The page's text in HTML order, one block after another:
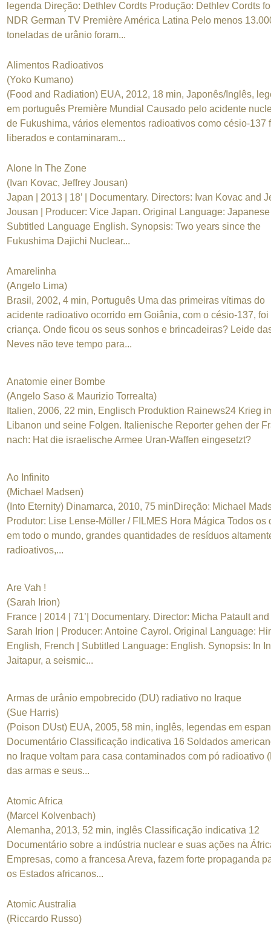
legenda Direção: Dethlev Cordts Produção: Dethlev Cordts
NDR German TV Première América Latina Pelo menos
toneladas de urânio foram...
Alimentos Radioativos
(Yoko Kumano)
(Food and Radiation) EUA, 2012, 18 min, Japonês/Inglês,
em português Première Mundial Causado pelo acidente
de Fukushima, vários elementos radioativos como césio-137
liberados e contaminaram...
Alone In The Zone
(Ivan Kovac, Jeffrey Jousan)
Japan | 2013 | 18’ | Documentary. Directors: Ivan Kovac and
Jousan | Producer: Vice Japan. Original Language:
Subtitled Language English. Synopsis: Two years since the
Fukushima Dajichi Nuclear...
Amarelinha
(Angelo Lima)
Brasil, 2002, 4 min, Português Uma das primeiras vítimas do
acidente radioativo ocorrido em Goiânia, com o césio-137, foi
criança. Onde ficou os seus sonhos e brincadeiras? Leide
Neves não teve tempo para...
Anatomie einer Bombe
(Angelo Saso & Maurizio Torrealta)
Italien, 2006, 22 min, Englisch Produktion Rainews24 Krieg
Libanon und seine Folgen. Italienische Reporter gehen der
nach: Hat die israelische Armee Uran-Waffen eingesetzt?
Ao Infinito
(Michael Madsen)
(Into Eternity) Dinamarca, 2010, 75 min ​Direção: Michael
Produtor: Lise Lense-Möller / FILMES Hora Mágica Todos os
em todo o mundo, grandes quantidades de resíduos
radioativos,...
Are Vah !
(Sarah Irion)
France | 2014 | 71’| Documentary. Director: Micha Patault and
Sarah Irion | Producer: Antoine Cayrol. Original Language:
English, French | Subtitled Language: English. Synopsis: In
Jaitapur, a seismic...
Armas de urânio empobrecido (DU) radiativo no Iraque
(Sue Harris)
(Poison DUst) EUA, 2005, 58 min, inglês, legendas em
Documentário Classificação indicativa 16 Soldados
no Iraque voltam para casa contaminados com pó radioativo
das armas e seus...
Atomic Africa
(Marcel Kolvenbach)
Alemanha, 2013, 52 min, inglês Classificação indicativa 12
Documentário sobre a indústria nuclear e suas ações na
Empresas, como a francesa Areva, fazem forte propaganda
os Estados africanos...
Atomic Australia
(Riccardo Russo)